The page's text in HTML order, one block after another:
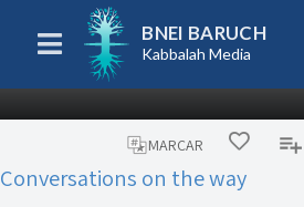
BNEI BARUCH
Kabbalah Media
MARCAR
Conversations on the way